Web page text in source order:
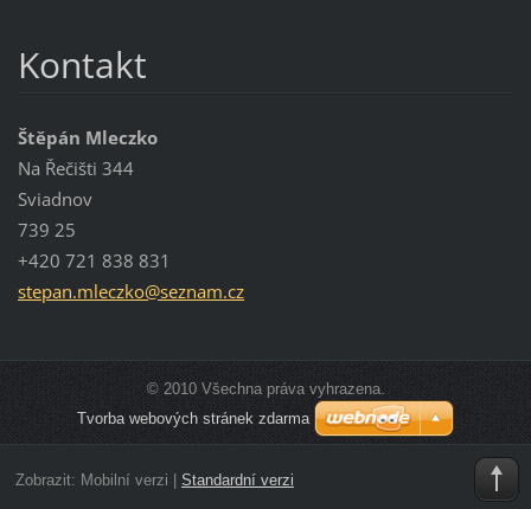
Kontakt
Štěpán Mleczko
Na Řečišti 344
Sviadnov
739 25
+420 721 838 831
stepan.mleczko@seznam.cz
© 2010 Všechna práva vyhrazena.
Tvorba webových stránek zdarma
Zobrazit: Mobilní verzi Standardní verzi